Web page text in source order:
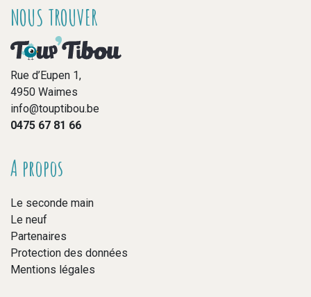
NOUS TROUVER
Rue d’Eupen 1,
4950 Waimes
info@touptibou.be
0475 67 81 66
A propos
Le seconde main
Le neuf
Partenaires
Protection des données
Mentions légales